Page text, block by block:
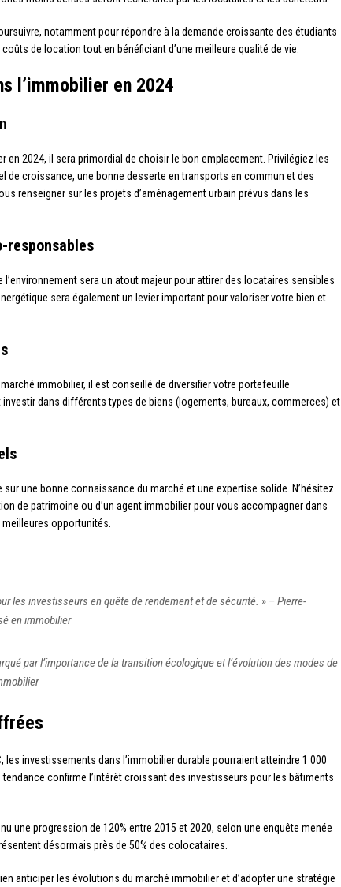
notamment pour répondre à la demande croissante des étudiants
de location tout en bénéficiant d’une meilleure qualité de vie.
l’immobilier en 2024
en 2024, il sera primordial de choisir le bon emplacement. Privilégiez les
de croissance, une bonne desserte en transports en commun et des
renseigner sur les projets d’aménagement urbain prévus dans les
responsables
sera un atout majeur pour attirer des locataires sensibles
sera également un levier important pour valoriser votre bien et
immobilier, il est conseillé de diversifier votre portefeuille
dans différents types de biens (logements, bureaux, commerces) et
une bonne connaissance du marché et une expertise solide. N’hésitez
de patrimoine ou d’un agent immobilier pour vous accompagner dans
opportunités.
les investisseurs en quête de rendement et de sécurité. » – Pierre-
en immobilier
par l’importance de la transition écologique et l’évolution des modes de
les investissements dans l’immobilier durable pourraient atteindre 1 000
tendance confirme l’intérêt croissant des investisseurs pour les bâtiments
une progression de 120% entre 2015 et 2020, selon une enquête menée
désormais près de 50% des colocataires.
anticiper les évolutions du marché immobilier et d’adopter une stratégie